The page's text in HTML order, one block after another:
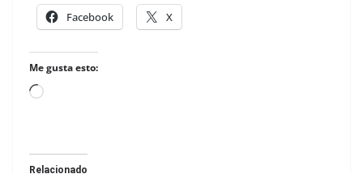
Facebook X
Me gusta esto:
Loading…
Relacionado